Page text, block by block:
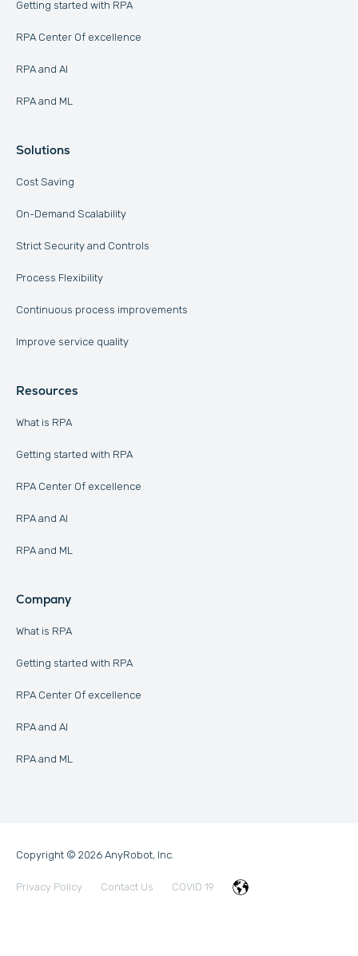
Getting started with RPA
RPA Center Of excellence
RPA and AI
RPA and ML
Solutions
Cost Saving
On-Demand Scalability
Strict Security and Controls
Process Flexibility
Continuous process improvements
Improve service quality
Resources
What is RPA
Getting started with RPA
RPA Center Of excellence
RPA and AI
RPA and ML
Company
What is RPA
Getting started with RPA
RPA Center Of excellence
RPA and AI
RPA and ML
Copyright © 2026 AnyRobot, Inc.
Privacy Policy Contact Us COVID 19